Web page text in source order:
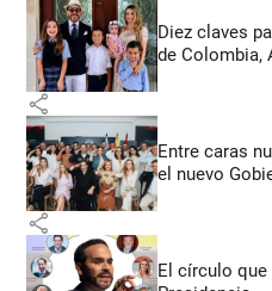
Diez claves
de Colombia,
share
Entre caras
el nuevo
share
El círculo que